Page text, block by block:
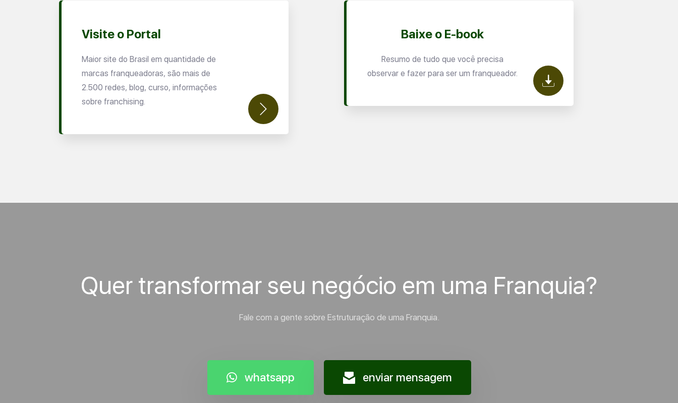
Baixe o E-book
Resumo de tudo que você precisa
observar e fazer para ser um franqueador.
Visite o Portal
Maior site do Brasil em quantidade de
marcas franqueadoras, são mais de
2.500 redes, blog, curso, informações
sobre franchising.
Quer transformar seu negócio em uma Franquia?
Fale com a gente sobre Estruturação de uma Franquia.
whatsapp enviar mensagem